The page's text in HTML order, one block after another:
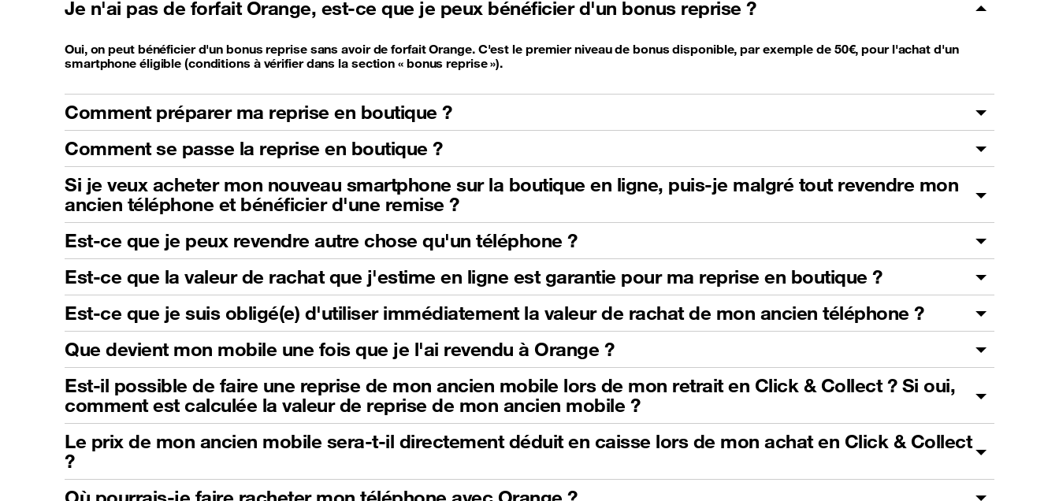
Je n'ai pas de forfait Orange, est-ce que je peux bénéficier d'un bonus reprise ?
Oui, on peut bénéficier d'un bonus reprise sans avoir de forfait Orange. C'est le premier niveau de bonus disponible, par exemple de 50€, pour l'achat d'un
smartphone éligible (conditions à vérifier dans la section « bonus reprise »).
Comment préparer ma reprise en boutique ?
Comment se passe la reprise en boutique ?
Si je veux acheter mon nouveau smartphone sur la boutique en ligne, puis-je malgré tout revendre mon
ancien téléphone et bénéficier d'une remise ?
Est-ce que je peux revendre autre chose qu'un téléphone ?
Est-ce que la valeur de rachat que j'estime en ligne est garantie pour ma reprise en boutique ?
Est-ce que je suis obligé(e) d'utiliser immédiatement la valeur de rachat de mon ancien téléphone ?
Que devient mon mobile une fois que je l'ai revendu à Orange ?
Est-il possible de faire une reprise de mon ancien mobile lors de mon retrait en Click & Collect ? Si oui,
comment est calculée la valeur de reprise de mon ancien mobile ?
Le prix de mon ancien mobile sera-t-il directement déduit en caisse lors de mon achat en Click & Collect
?